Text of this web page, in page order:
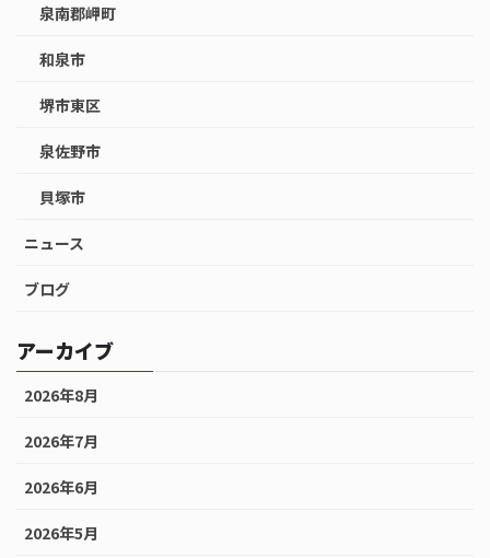
泉南郡岬町
和泉市
堺市東区
泉佐野市
貝塚市
ニュース
ブログ
アーカイブ
2026年8月
2026年7月
2026年6月
2026年5月